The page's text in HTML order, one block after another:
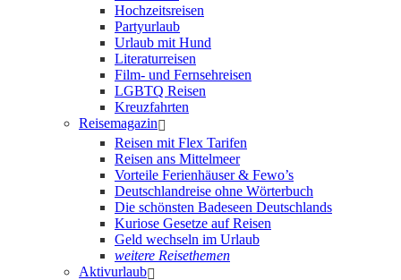
Hochzeitsreisen
Partyurlaub
Urlaub mit Hund
Literaturreisen
Film- und Fernsehreisen
LGBTQ Reisen
Kreuzfahrten
Reisemagazin
Reisen mit Flex Tarifen
Reisen ans Mittelmeer
Vorteile Ferienhäuser & Fewo’s
Deutschlandreise ohne Wörterbuch
Die schönsten Badeseen Deutschlands
Kuriose Gesetze auf Reisen
Geld wechseln im Urlaub
weitere Reisethemen
Aktivurlaub